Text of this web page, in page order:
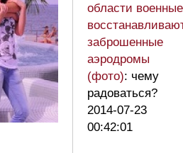
области военные
заброшенные
аэродромы
(фото): чему
радоваться?
2014-07-23
00:42:01